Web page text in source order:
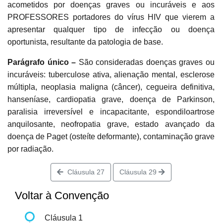
acometidos por doenças graves ou incuráveis e aos
PROFESSORES portadores do vírus HIV que vierem a
apresentar qualquer tipo de infecção ou doença
oportunista, resultante da patologia de base.
Parágrafo único – São consideradas doenças graves ou
incuráveis: tuberculose ativa, alienação mental, esclerose
múltipla, neoplasia maligna (câncer), cegueira definitiva,
hanseníase, cardiopatia grave, doença de Parkinson,
paralisia irreversível e incapacitante, espondiloartrose
anquilosante, neofropatia grave, estado avançado da
doença de Paget (osteíte deformante), contaminação grave
por radiação.
Cláusula 27 Cláusula 29
Voltar à Convenção
Cláusula 1